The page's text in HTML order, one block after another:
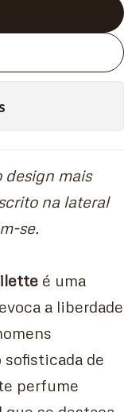
design mais
na lateral
se.
é uma
a liberdade
sofisticada de
perfume